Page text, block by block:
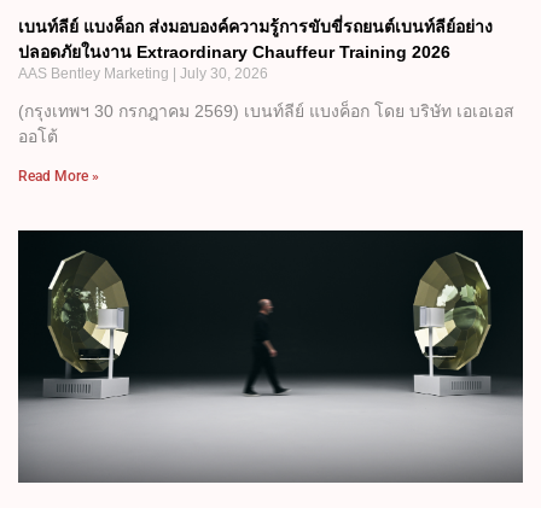
เบนท์ลีย์ แบงค็อก ส่งมอบองค์ความรู้การขับขี่รถยนต์เบนท์ลีย์อย่าง
ปลอดภัยในงาน Extraordinary Chauffeur Training 2026
AAS Bentley Marketing July 30, 2026
(กรุงเทพฯ 30 กรกฎาคม 2569) เบนท์ลีย์ แบงค็อก โดย บริษัท เอเอเอส
ออโต้
Read More »